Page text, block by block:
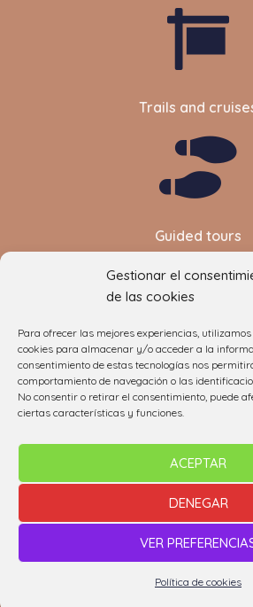
Gestionar el
de las cookies
Para ofrecer las mejores experiencias,
cookies para almacenar y/o acceder a la
consentimiento de estas tecnologías nos
comportamiento de navegación o las
No consentir o retirar el consentimiento, puede
ciertas características y funciones.
ACEPTAR
DENEGAR
VER
Política de cookies
Trails and
Guided tours
Fundación Tenerife
2022 CREATED BYPAPAGAYO